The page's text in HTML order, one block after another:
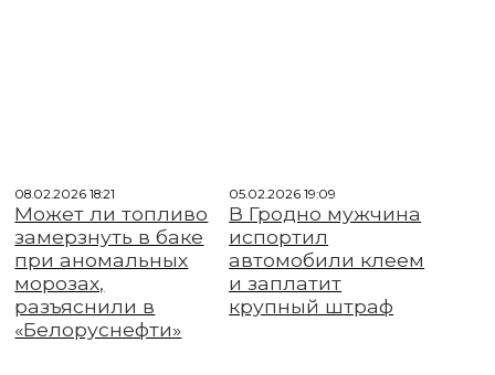
08.02.2026 18:21
Может ли топливо
замерзнуть в баке
при аномальных
морозах,
разъяснили в
«Белоруснефти»
05.02.2026 19:09
В Гродно мужчина
испортил
автомобили клеем
и заплатит
крупный штраф